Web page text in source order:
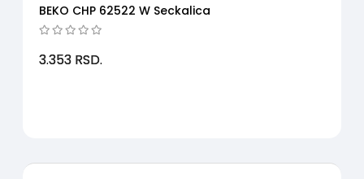
BEKO CHP 62522 W Seckalica
3.353 RSD.